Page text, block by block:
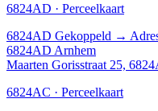
6824AD · Perceelkaart
6824AD Gekoppeld →
6824AD Arnhem
Maarten Gorisstraat 25,
6824AC · Perceelkaart